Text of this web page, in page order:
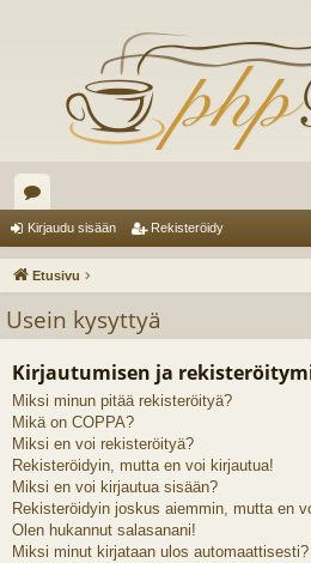
es
ku
el
ua
lu
ee
t
Kirjaudu sisään Rekisteröidy
Etusivu
Usein kysyttyä
Kirjautumisen ja
Miksi minun pitää rekisteröityä?
Mikä on COPPA?
Miksi en voi rekisteröityä?
Rekisteröidyin, mutta en voi kirjautua!
Miksi en voi kirjautua sisään?
Rekisteröidyin joskus aiemmin, mutta en
Olen hukannut salasanani!
Miksi minut kirjataan ulos automaattisesti?